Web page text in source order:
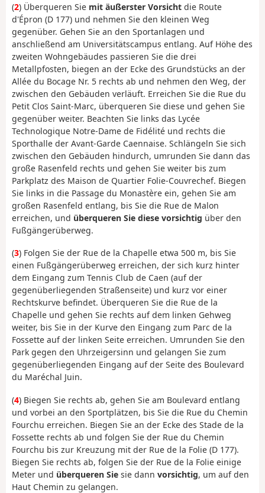
(2) Überqueren Sie mit äußerster Vorsicht die Route
d'Épron (D 177) und nehmen Sie den kleinen Weg
gegenüber. Gehen Sie an den Sportanlagen und
anschließend am Universitätscampus entlang. Auf Höhe des
zweiten Wohngebäudes passieren Sie die drei
Metallpfosten, biegen an der Ecke des Grundstücks an der
Allée du Bocage Nr. 5 rechts ab und nehmen den Weg, der
zwischen den Gebäuden verläuft. Erreichen Sie die Rue du
Petit Clos Saint-Marc, überqueren Sie diese und gehen Sie
gegenüber weiter. Beachten Sie links das Lycée
Technologique Notre-Dame de Fidélité und rechts die
Sporthalle der Avant-Garde Caennaise. Schlängeln Sie sich
zwischen den Gebäuden hindurch, umrunden Sie dann das
große Rasenfeld rechts und gehen Sie weiter bis zum
Parkplatz des Maison de Quartier Folie-Couvrechef. Biegen
Sie links in die Passage du Monastère ein, gehen Sie am
großen Rasenfeld entlang, bis Sie die Rue de Malon
erreichen, und überqueren Sie diese vorsichtig über den
Fußgängerüberweg.
(3) Folgen Sie der Rue de la Chapelle etwa 500 m, bis Sie
einen Fußgängerüberweg erreichen, der sich kurz hinter
dem Eingang zum Tennis Club de Caen (auf der
gegenüberliegenden Straßenseite) und kurz vor einer
Rechtskurve befindet. Überqueren Sie die Rue de la
Chapelle und gehen Sie rechts auf dem linken Gehweg
weiter, bis Sie in der Kurve den Eingang zum Parc de la
Fossette auf der linken Seite erreichen. Umrunden Sie den
Park gegen den Uhrzeigersinn und gelangen Sie zum
gegenüberliegenden Eingang auf der Seite des Boulevard
du Maréchal Juin.
(4) Biegen Sie rechts ab, gehen Sie am Boulevard entlang
und vorbei an den Sportplätzen, bis Sie die Rue du Chemin
Fourchu erreichen. Biegen Sie an der Ecke des Stade de la
Fossette rechts ab und folgen Sie der Rue du Chemin
Fourchu bis zur Kreuzung mit der Rue de la Folie (D 177).
Biegen Sie rechts ab, folgen Sie der Rue de la Folie einige
Meter und überqueren Sie sie dann vorsichtig, um auf den
Haut Chemin zu gelangen.